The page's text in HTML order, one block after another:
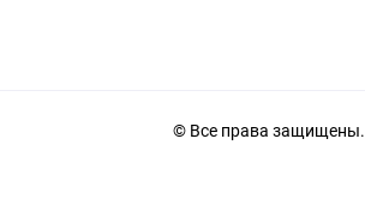
© Все права защищены.